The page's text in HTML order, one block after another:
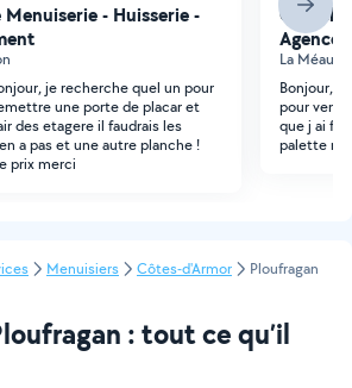
- Huisserie -
je recherche quel un pour
une porte de placar et
des etagere il faudrais les
a pas et une autre planche !
prix merci
La
Bonjour,
pour venir
que j ai
palette
Menuisiers Côtes-d'Armor Ploufragan
: tout ce qu’il